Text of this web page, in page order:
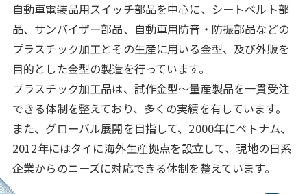
⾃動⾞電装品⽤スイッチ部品を中⼼に、シートベルト部
品、サンバイザー部品、⾃動⾞⽤防⾳・防振部品などの
プラスチック加⼯とその⽣産に⽤いる⾦型、及び外販を
⽬的とした⾦型の製造を⾏っています。
プラスチック加⼯品は、試作⾦型〜量産製品を⼀貫受注
できる体制を整えており、多くの実績を有しています。
また、グローバル展開を⽬指して、2000年にベトナム、
2012年にはタイに海外⽣産拠点を設⽴して、現地の⽇系
企業からのニーズに対応できる体制を整えています。